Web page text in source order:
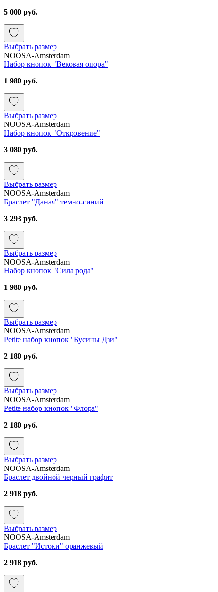
5 000 руб.
Выбрать размер
NOOSA-Amsterdam
Набор кнопок "Вековая опора"
1 980 руб.
Выбрать размер
NOOSA-Amsterdam
Набор кнопок "Откровение"
3 080 руб.
Выбрать размер
NOOSA-Amsterdam
Браслет "Даная" темно-синий
3 293 руб.
Выбрать размер
NOOSA-Amsterdam
Набор кнопок "Сила рода"
1 980 руб.
Выбрать размер
NOOSA-Amsterdam
Petite набор кнопок "Бусины Дзи"
2 180 руб.
Выбрать размер
NOOSA-Amsterdam
Petite набор кнопок "Флора"
2 180 руб.
Выбрать размер
NOOSA-Amsterdam
Браслет двойной черный графит
2 918 руб.
Выбрать размер
NOOSA-Amsterdam
Браслет "Истоки" оранжевый
2 918 руб.